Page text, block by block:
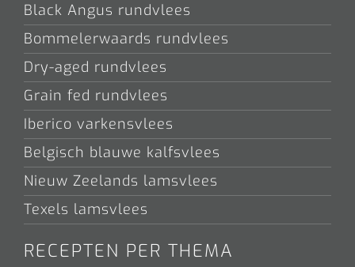
Black Angus rundvlees
Bommelerwaards rundvlees
Dry-aged rundvlees
Grain fed rundvlees
Iberico varkensvlees
Belgisch blauwe kalfsvlees
Nieuw Zeelands lamsvlees
Texels lamsvlees
RECEPTEN PER THEMA